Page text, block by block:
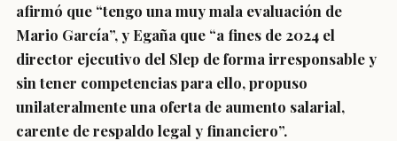
afirmó que “tengo una muy mala evaluación de
Mario García”, y Egaña que “a fines de 2024 el
director ejecutivo del Slep de forma irresponsable y
sin tener competencias para ello, propuso
unilateralmente una oferta de aumento salarial,
carente de respaldo legal y financiero”.